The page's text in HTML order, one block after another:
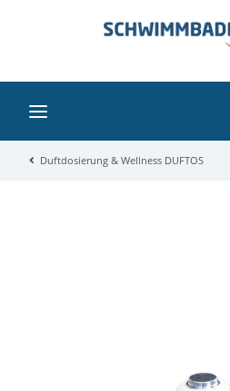
Duftdosierung & Wellness DUFTOS